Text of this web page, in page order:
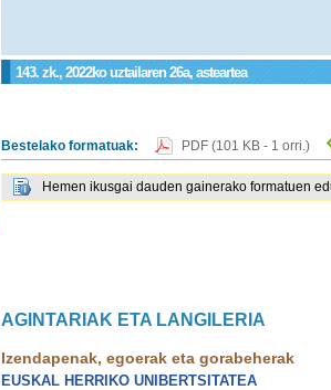
143. zk., 2022ko uztailaren 26a, asteartea
Bestelako formatuak: PDF (101 KB - 1 orri.)
Hemen ikusgai dauden gainerako formatuen
AGINTARIAK ETA LANGILERIA
Izendapenak, egoerak eta gorabeherak
EUSKAL HERRIKO UNIBERTSITATEA